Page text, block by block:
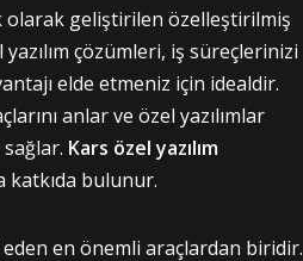
olarak geliştirilen özelleştirilmiş
çözümleri, iş süreçlerinizi
elde etmeniz için idealdir.
anlar ve özel yazılımlar
Kars özel yazılım
katkıda bulunur.
eden en önemli araçlardan biridir.